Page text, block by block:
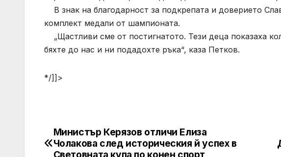
В знак на благодарност за подкрепата и доверието
комплект медали от шампионата.
„Щастливи сме от постигнатото. Тези деца показаха
бяхте до нас и ни подадохте ръка“, каза Петков.
*/]]>
Post
Министър Керязов отличи Елиза
Чолакова след историческия й успех в
Световната купа по конен спорт